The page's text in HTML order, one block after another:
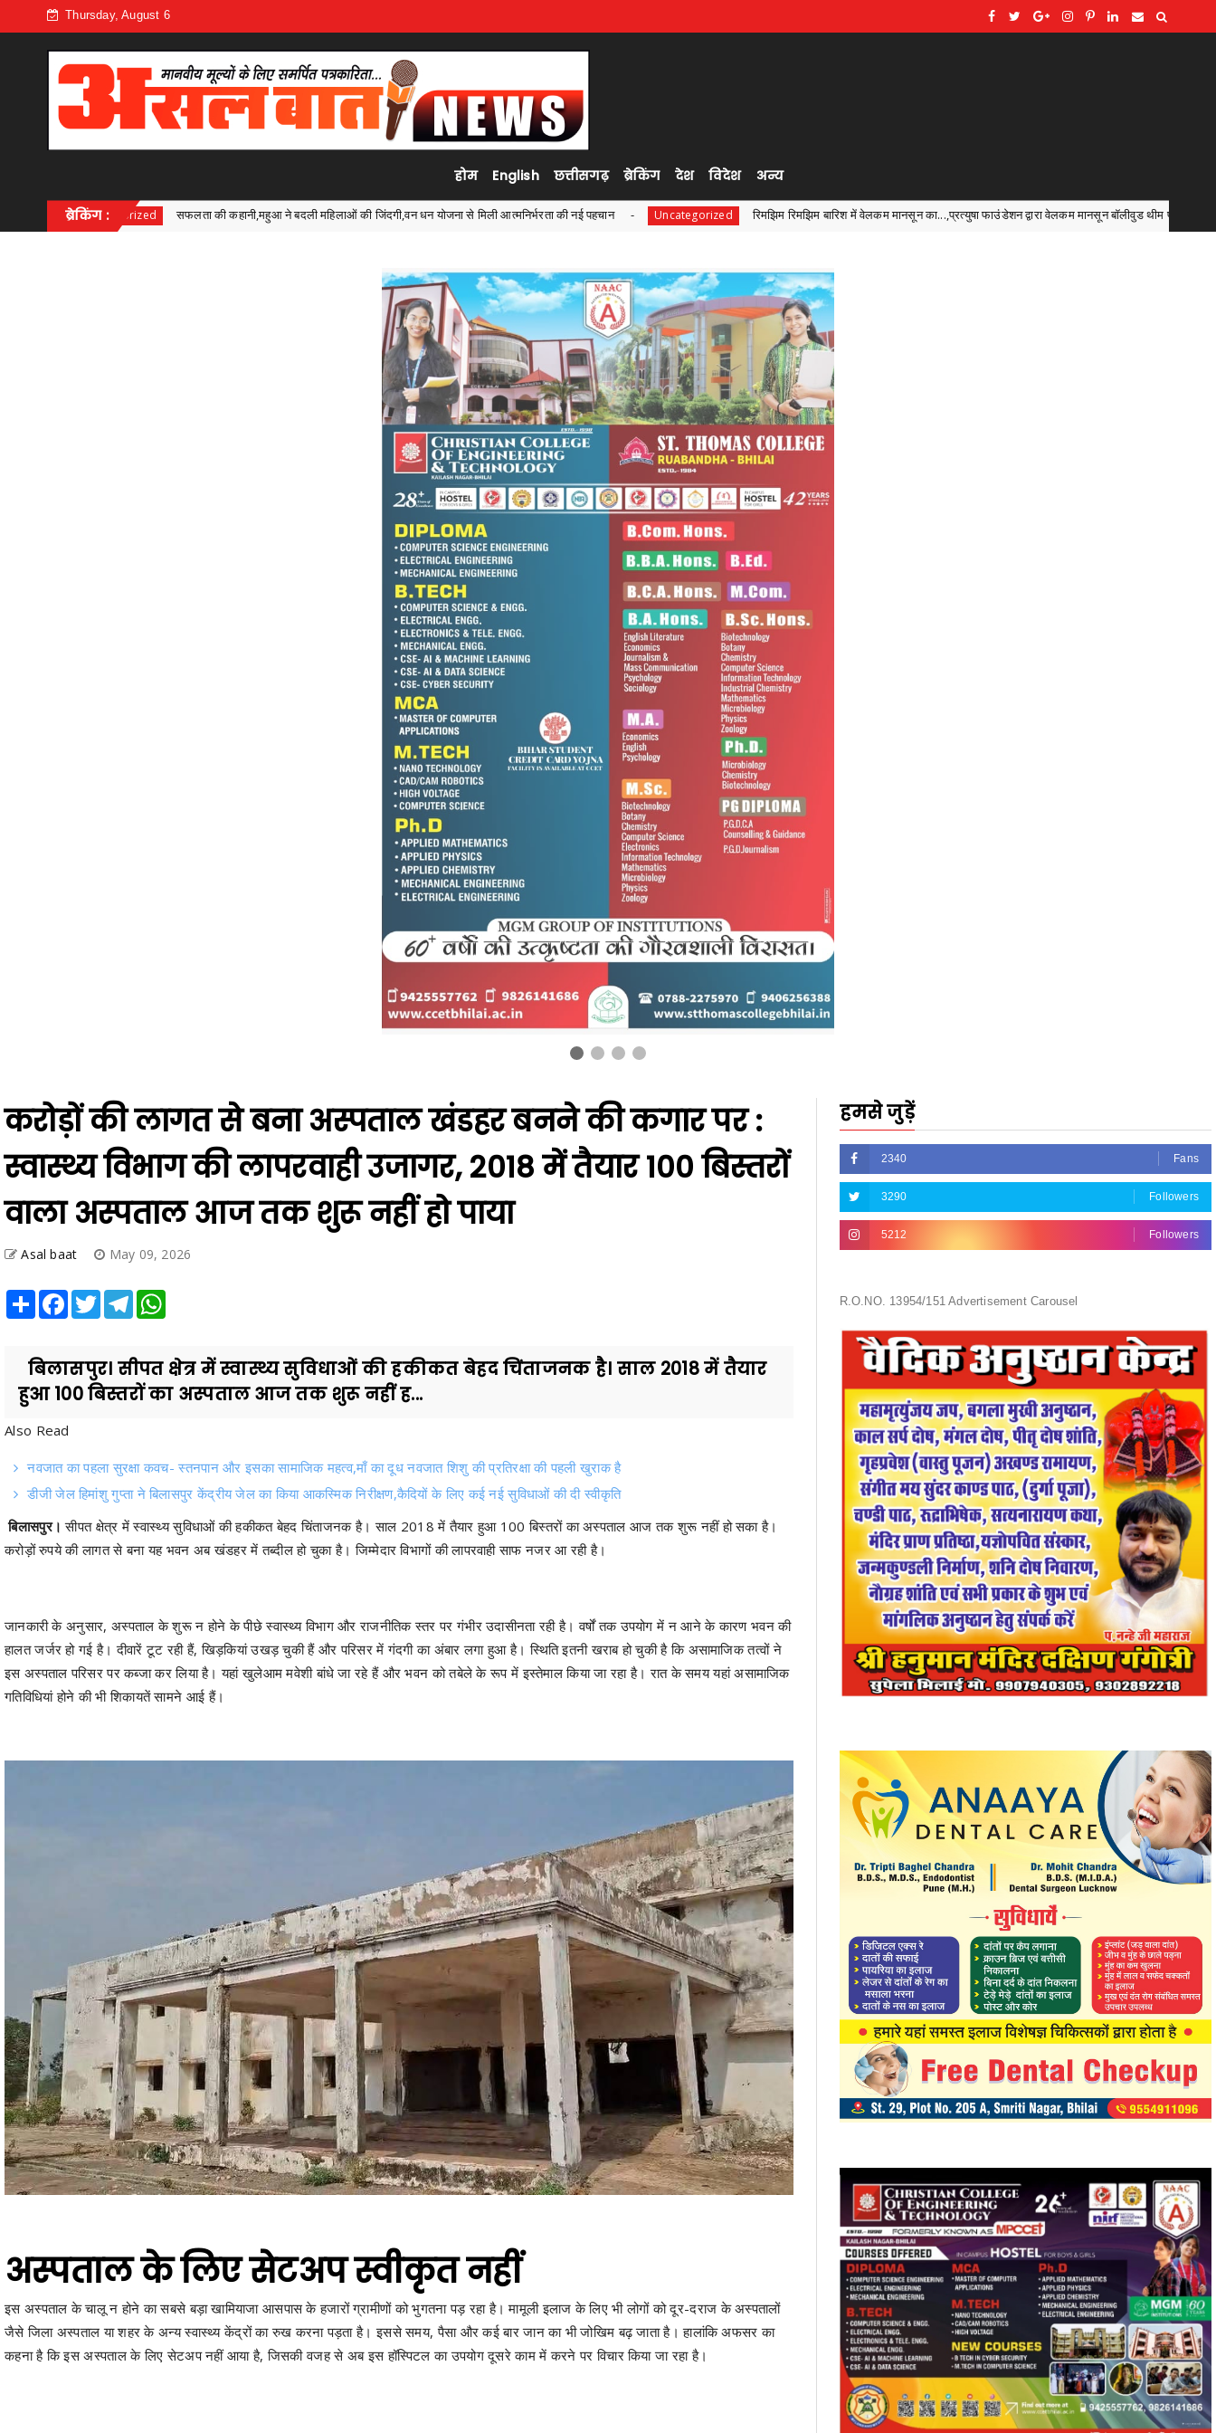
Thursday, August 6
होम English छत्तीसगढ़ ब्रेकिंग देश विदेश अन्य
ब्रेकिंग :
सफलता की कहानी,महुआ ने बदली महिलाओं की जिंदगी,वन धन योजना से मिली आत्मनिर्भरता की नई पहचान Uncategorized रिमझिम रिमझिम बारिश में वेलकम मानसून का...,प्रत्युषा फाउंडेशन द्वारा वेलकम मानसून बॉलीवुड थीम पर कार्यक्रम का आयोजन ......
करोड़ों की लागत से बना अस्पताल खंडहर बनने की कगार पर :
स्वास्थ्य विभाग की लापरवाही उजागर, 2018 में तैयार 100 बिस्तरों
वाला अस्पताल आज तक शुरू नहीं हो पाया
Asal baat May 09, 2026
Share Facebook
Twitter Telegram
बिलासपुर। सीपत क्षेत्र में स्वास्थ्य सुविधाओं की हकीकत बेहद चिंताजनक है। साल 2018 में तैयार
हुआ 100 बिस्तरों का अस्पताल आज तक शुरू नहीं ह...
Also Read
नवजात का पहला सुरक्षा कवच- स्तनपान और इसका सामाजिक महत्व,माँ का दूध नवजात शिशु की प्रतिरक्षा की पहली खुराक है
डीजी जेल हिमांशु गुप्ता ने बिलासपुर केंद्रीय जेल का किया आकस्मिक निरीक्षण,कैदियों के लिए कई नई सुविधाओं की दी स्वीकृति
बिलासपुर। सीपत क्षेत्र में स्वास्थ्य सुविधाओं की हकीकत बेहद चिंताजनक है। साल 2018 में तैयार हुआ 100 बिस्तरों का अस्पताल आज तक शुरू नहीं हो सका है।
करोड़ों रुपये की लागत से बना यह भवन अब खंडहर में तब्दील हो चुका है। जिम्मेदार विभागों की लापरवाही साफ नजर आ रही है।
जानकारी के अनुसार, अस्पताल के शुरू न होने के पीछे स्वास्थ्य विभाग और राजनीतिक स्तर पर गंभीर उदासीनता रही है। वर्षों तक उपयोग में न आने के कारण भवन की
हालत जर्जर हो गई है। दीवारें टूट रही हैं, खिड़कियां उखड़ चुकी हैं और परिसर में गंदगी का अंबार लगा हुआ है। स्थिति इतनी खराब हो चुकी है कि असामाजिक तत्वों ने
इस अस्पताल परिसर पर कब्जा कर लिया है। यहां खुलेआम मवेशी बांधे जा रहे हैं और भवन को तबेले के रूप में इस्तेमाल किया जा रहा है। रात के समय यहां असामाजिक
गतिविधियां होने की भी शिकायतें सामने आई हैं।
अस्पताल के लिए सेटअप स्वीकृत नहीं
इस अस्पताल के चालू न होने का सबसे बड़ा खामियाजा आसपास के हजारों ग्रामीणों को भुगतना पड़ रहा है। मामूली इलाज के लिए भी लोगों को दूर-दराज के अस्पतालों
जैसे जिला अस्पताल या शहर के अन्य स्वास्थ्य केंद्रों का रुख करना पड़ता है। इससे समय, पैसा और कई बार जान का भी जोखिम बढ़ जाता है। हालांकि अफसर का
कहना है कि इस अस्पताल के लिए सेटअप नहीं आया है, जिसकी वजह से अब इस हॉस्पिटल का उपयोग दूसरे काम में करने पर विचार किया जा रहा है।
हमसे जुड़ें
2340 Fans
3290 Followers
5212 Followers
R.O.NO. 13954/151 Advertisement Carousel